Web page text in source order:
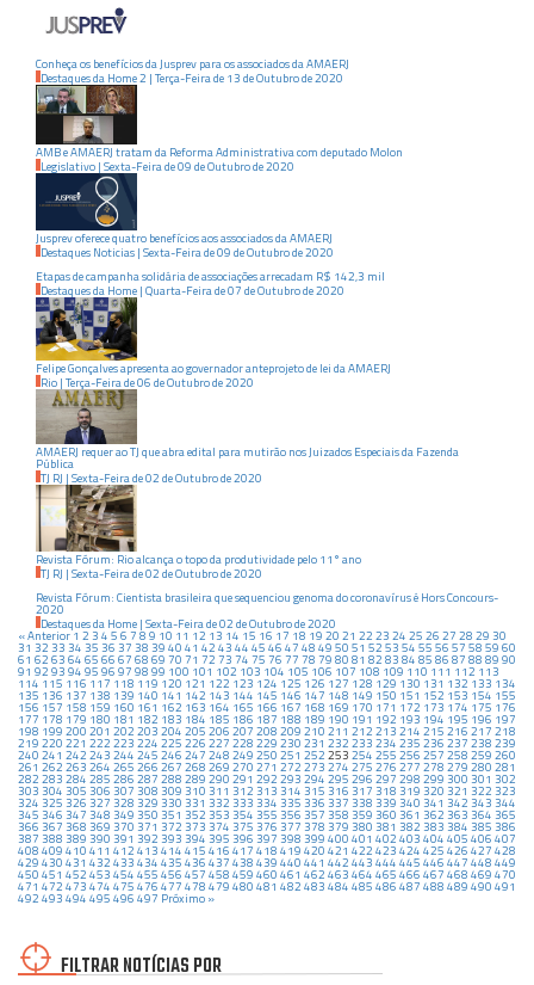
Conheça os benefícios da Jusprev para os associados da AMAERJ
Destaques da Home 2 | Terça-Feirade 13 deOutubrode2020
AMB e AMAERJ tratam da Reforma Administrativa com deputado Molon
Legislativo | Sexta-Feirade09 deOutubrode2020
Jusprev oferece quatro benefícios aos associados da AMAERJ
Destaques Noticias | Sexta-Feirade09 deOutubrode2020
Etapas de campanha solidária de associações arrecadam R$ 142,3 mil
Destaques da Home | Quarta-Feirade07 deOutubrode2020
Felipe Gonçalves apresenta ao governador anteprojeto de lei da AMAERJ
Rio | Terça-Feirade06 deOutubrode2020
AMAERJ requer ao TJ que abra edital para mutirão nos Juizados Especiais da Fazenda
Pública
TJ RJ | Sexta-Feirade02 deOutubrode2020
Revista Fórum: Rio alcança o topo da produtividade pelo 11° ano
TJ RJ | Sexta-Feirade02 deOutubrode2020
Revista Fórum: Cientista brasileira que sequenciou genoma do coronavírus é Hors Concours-
2020
Destaques da Home | Sexta-Feirade02 deOutubrode2020
« Anterior 1 2 3 4 5 6 7 8 9 10 11 12 13 14 15 16 17 18 19 20 21 22 23 24 25 26 27 28 29 30
31 32 33 34 35 36 37 38 39 40 41 42 43 44 45 46 47 48 49 50 51 52 53 54 55 56 57 58 59 60
61 62 63 64 65 66 67 68 69 70 71 72 73 74 75 76 77 78 79 80 81 82 83 84 85 86 87 88 89 90
91 92 93 94 95 96 97 98 99 100 101 102 103 104 105 106 107 108 109 110 111 112 113
114 115 116 117 118 119 120 121 122 123 124 125 126 127 128 129 130 131 132 133 134
135 136 137 138 139 140 141 142 143 144 145 146 147 148 149 150 151 152 153 154 155
156 157 158 159 160 161 162 163 164 165 166 167 168 169 170 171 172 173 174 175 176
177 178 179 180 181 182 183 184 185 186 187 188 189 190 191 192 193 194 195 196 197
198 199 200 201 202 203 204 205 206 207 208 209 210 211 212 213 214 215 216 217 218
219 220 221 222 223 224 225 226 227 228 229 230 231 232 233 234 235 236 237 238 239
240 241 242 243 244 245 246 247 248 249 250 251 252 253 254 255 256 257 258 259 260
261 262 263 264 265 266 267 268 269 270 271 272 273 274 275 276 277 278 279 280 281
282 283 284 285 286 287 288 289 290 291 292 293 294 295 296 297 298 299 300 301 302
303 304 305 306 307 308 309 310 311 312 313 314 315 316 317 318 319 320 321 322 323
324 325 326 327 328 329 330 331 332 333 334 335 336 337 338 339 340 341 342 343 344
345 346 347 348 349 350 351 352 353 354 355 356 357 358 359 360 361 362 363 364 365
366 367 368 369 370 371 372 373 374 375 376 377 378 379 380 381 382 383 384 385 386
387 388 389 390 391 392 393 394 395 396 397 398 399 400 401 402 403 404 405 406 407
408 409 410 411 412 413 414 415 416 417 418 419 420 421 422 423 424 425 426 427 428
429 430 431 432 433 434 435 436 437 438 439 440 441 442 443 444 445 446 447 448 449
450 451 452 453 454 455 456 457 458 459 460 461 462 463 464 465 466 467 468 469 470
471 472 473 474 475 476 477 478 479 480 481 482 483 484 485 486 487 488 489 490 491
492 493 494 495 496 497 Próximo »
FILTRAR NOTÍCIAS POR